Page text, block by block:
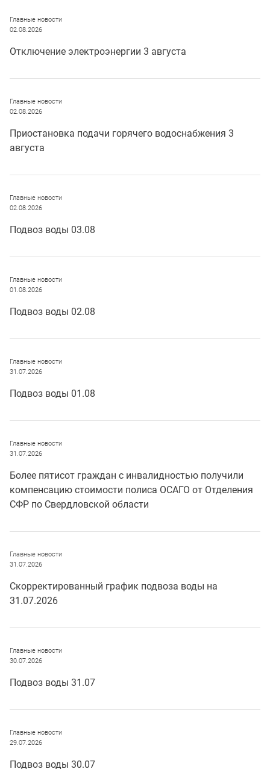
Главные новости
02.08.2026
Отключение электроэнергии 3 августа
Главные новости
02.08.2026
Приостановка подачи горячего водоснабжения 3
августа
Главные новости
02.08.2026
Подвоз воды 03.08
Главные новости
01.08.2026
Подвоз воды 02.08
Главные новости
31.07.2026
Подвоз воды 01.08
Главные новости
31.07.2026
Более пятисот граждан с инвалидностью получили
компенсацию стоимости полиса ОСАГО от Отделения
СФР по Свердловской области
Главные новости
31.07.2026
Скорректированный график подвоза воды на
31.07.2026
Главные новости
30.07.2026
Подвоз воды 31.07
Главные новости
29.07.2026
Подвоз воды 30.07